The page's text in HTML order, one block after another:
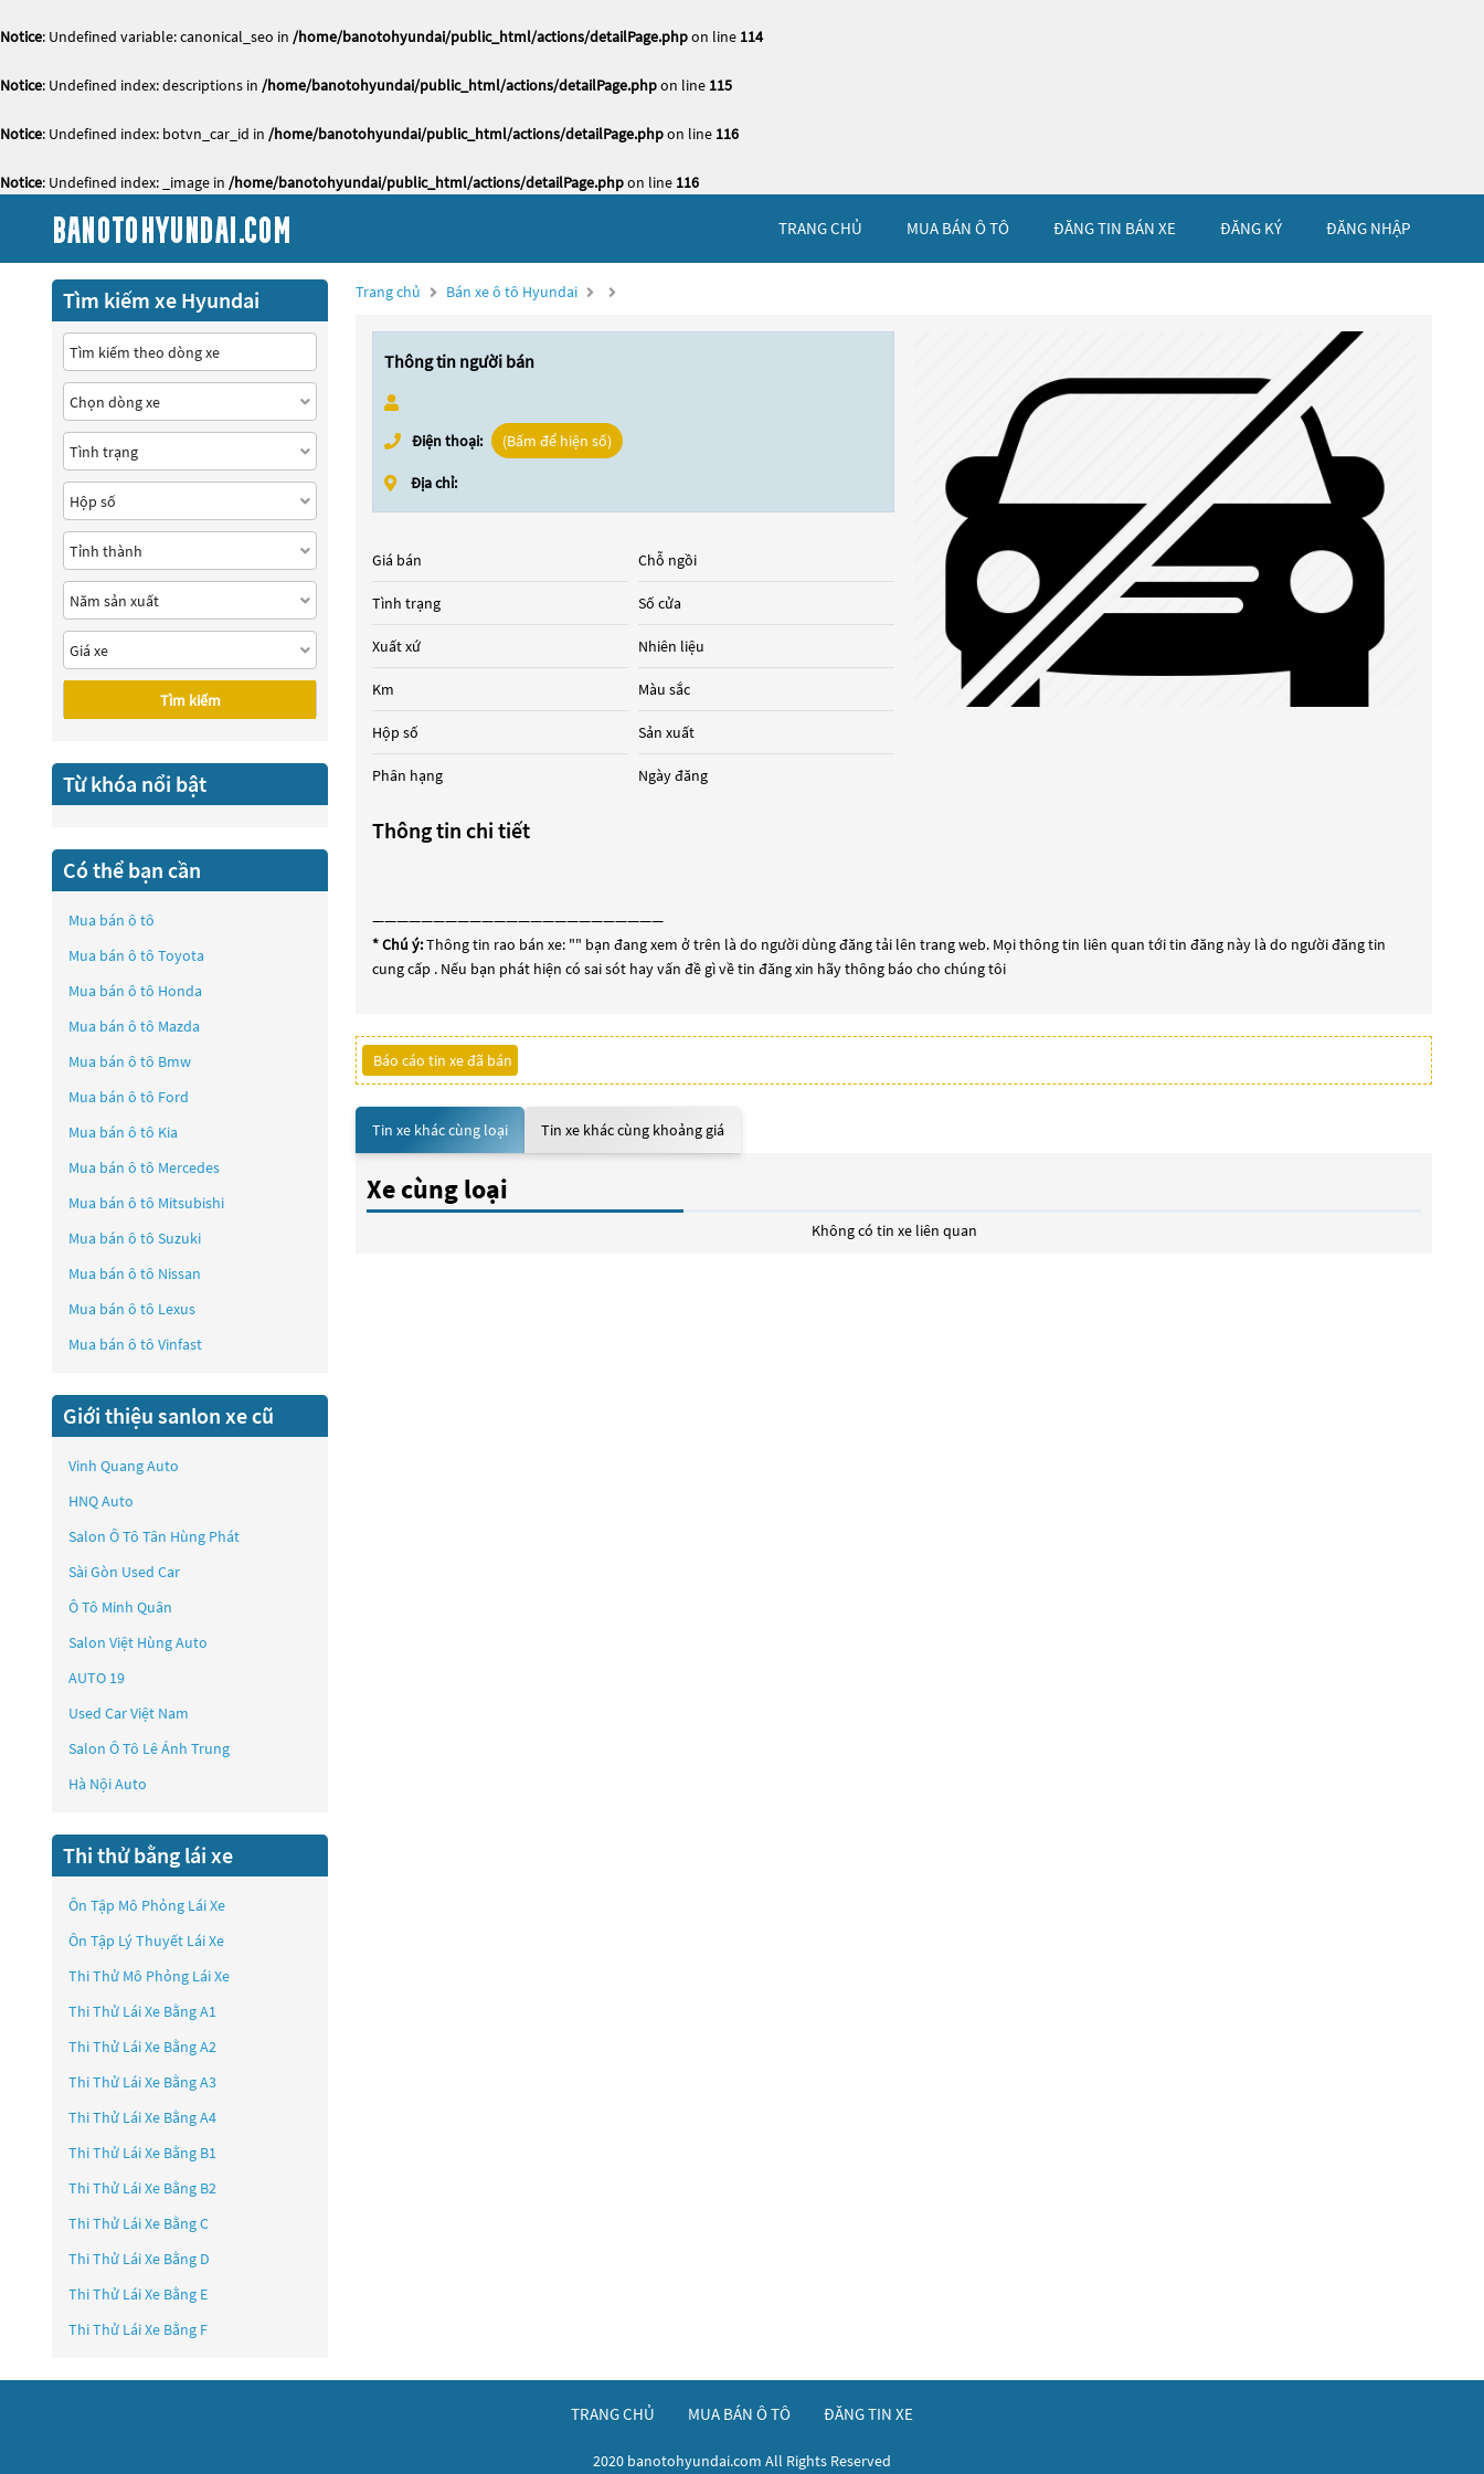
Notice: Undefined variable: canonical_seo in /home/banotohyundai/public_html/actions/detailPage.phpon line 114
Notice: Undefined index: descriptions in /home/banotohyundai/public_html/actions/detailPage.phpon line 115
Notice: Undefined index: botvn_car_id in /home/banotohyundai/public_html/actions/detailPage.phpon line 116
Notice: Undefined index: _image in /home/banotohyundai/public_html/actions/detailPage.phpon line 116
TRANG CHỦ MUA BÁN Ô TÔ ĐĂNG TIN BÁN XE ĐĂNG KÝ ĐĂNG NHẬP
Trang chủ Bán xe ô tô Hyundai
Thông tin người bán
Điện thoại: (Bấm để hiện số)
Địa chỉ:
Giá bán
Tình trạng
Xuất xứ
Km
Hộp số
Phân hạng
Chỗ ngồi
Số cửa
Nhiên liệu
Màu sắc
Sản xuất
Ngày đăng
Thông tin chi tiết
————————————————————————
* Chú ý:Thông tin rao bán xe: "" bạn đang xem ở trên là do người dùng đăng tải lên trang web. Mọi thông tin liên quan tới tin đăng này là do người đăng tin
cung cấp . Nếu bạn phát hiện có sai sót hay vấn đề gì về tin đăng xin hãy thông báo cho chúng tôi
Báo cáo tin xe đã bán
Tin xe khác cùng loại Tin xe khác cùng khoảng giá
Xe cùng loại
Không có tin xe liên quan
Tìm kiếm xe Hyundai
Tìm kiếm
Từ khóa nổi bật
Có thể bạn cần
Mua bán ô tô
Mua bán ô tô Toyota
Mua bán ô tô Honda
Mua bán ô tô Mazda
Mua bán ô tô Bmw
Mua bán ô tô Ford
Mua bán ô tô Kia
Mua bán ô tô Mercedes
Mua bán ô tô Mitsubishi
Mua bán ô tô Suzuki
Mua bán ô tô Nissan
Mua bán ô tô Lexus
Mua bán ô tô Vinfast
Giới thiệu sanlon xe cũ
Vinh Quang Auto
HNQ Auto
Salon Ô Tô Tân Hùng Phát
Sài Gòn Used Car
Ô Tô Minh Quân
Salon Việt Hùng Auto
AUTO 19
Used Car Việt Nam
Salon Ô Tô Lê Ánh Trung
Hà Nội Auto
Thi thử bằng lái xe
Ôn Tập Mô Phỏng Lái Xe
Ôn Tập Lý Thuyết Lái Xe
Thi Thử Mô Phỏng Lái Xe
Thi Thử Lái Xe Bằng A1
Thi Thử Lái Xe Bằng A2
Thi Thử Lái Xe Bằng A3
Thi Thử Lái Xe Bằng A4
Thi Thử Lái Xe Bằng B1
Thi Thử Lái Xe Bằng B2
Thi Thử Lái Xe Bằng C
Thi Thử Lái Xe Bằng D
Thi Thử Lái Xe Bằng E
Thi Thử Lái Xe Bằng F
TRANG CHỦ MUA BÁN Ô TÔ ĐĂNG TIN XE
2020 banotohyundai.com All Rights Reserved